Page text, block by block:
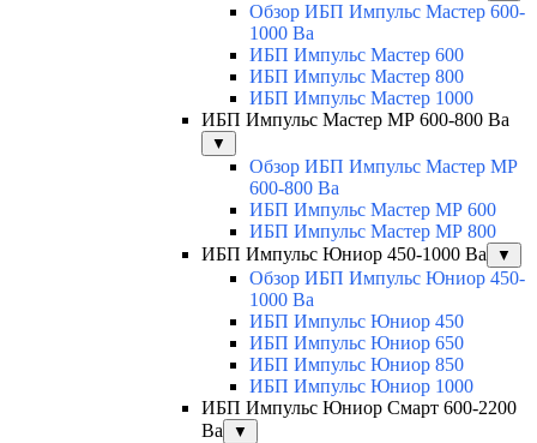
Обзор ИБП Импульс Мастер 600-
1000 Ва
ИБП Импульс Мастер 600
ИБП Импульс Мастер 800
ИБП Импульс Мастер 1000
ИБП Импульс Мастер МР 600-800 Ва
▼
Обзор ИБП Импульс Мастер МР
600-800 Ва
ИБП Импульс Мастер МР 600
ИБП Импульс Мастер МР 800
ИБП Импульс Юниор 450-1000 Ва
▼
Обзор ИБП Импульс Юниор 450-
1000 Ва
ИБП Импульс Юниор 450
ИБП Импульс Юниор 650
ИБП Импульс Юниор 850
ИБП Импульс Юниор 1000
ИБП Импульс Юниор Смарт 600-2200
Ва
▼